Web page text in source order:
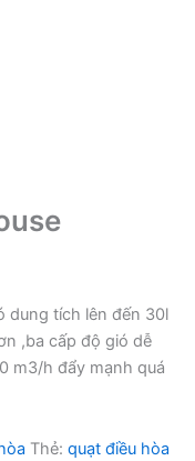
dung tích lên đến 30l
,ba cấp độ gió dễ
m3/h đẩy mạnh quá
Thẻ: quạt điều hòa